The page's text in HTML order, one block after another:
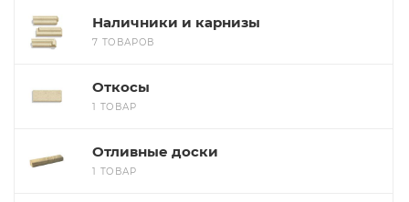
Наличники и карнизы
7 ТОВАРОВ
Откосы
1 ТОВАР
Отливные доски
1 ТОВАР